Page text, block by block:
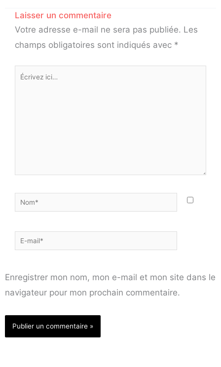
Laisser un commentaire
Votre adresse e-mail ne sera pas publiée. Les
champs obligatoires sont indiqués avec *
Écrivez
Nom*
E-
mail*
Enregistrer mon nom, mon e-mail et mon site dans le
navigateur pour mon prochain commentaire.